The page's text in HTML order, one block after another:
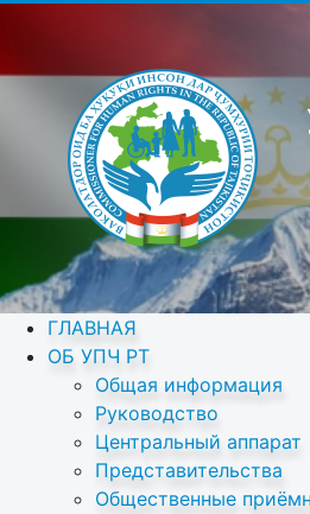
ГЛАВНАЯ
ОБ УПЧ РТ
Общая информация
Руководство
Центральный аппарат
Представительства
Общественные